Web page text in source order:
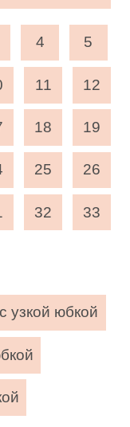
4 5
11 12
18 19
25 26
32 33
с узкой юбкой